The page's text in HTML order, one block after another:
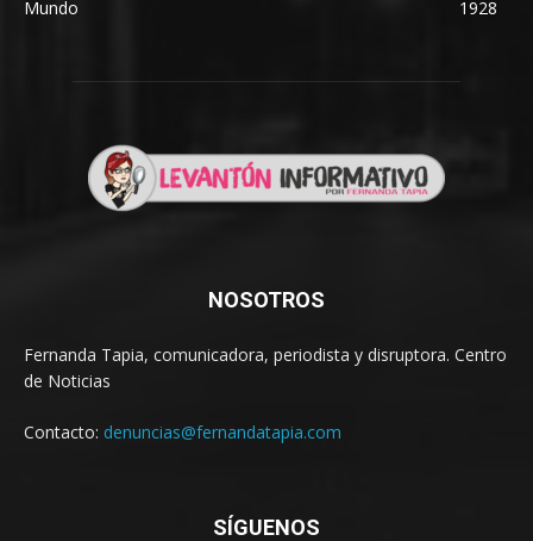
Mundo
1928
NOSOTROS
Fernanda Tapia, comunicadora, periodista y disruptora. Centro
de Noticias
Contacto: denuncias@fernandatapia.com
SÍGUENOS